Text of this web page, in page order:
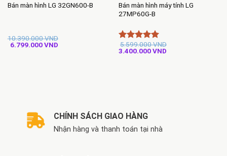
Bán màn hình LG 32GN600-B
10.390.000VND
Giá
6.799.000VNDGiá
Bán màn hình máy tính LG
27MP60G-B
Được xếp
hạng5 5
5.599.000VND
Giá
3.400.000VNDGiá
CHÍNH SÁCH GIAO HÀNG
Nhận hàng và thanh toán tại nhà